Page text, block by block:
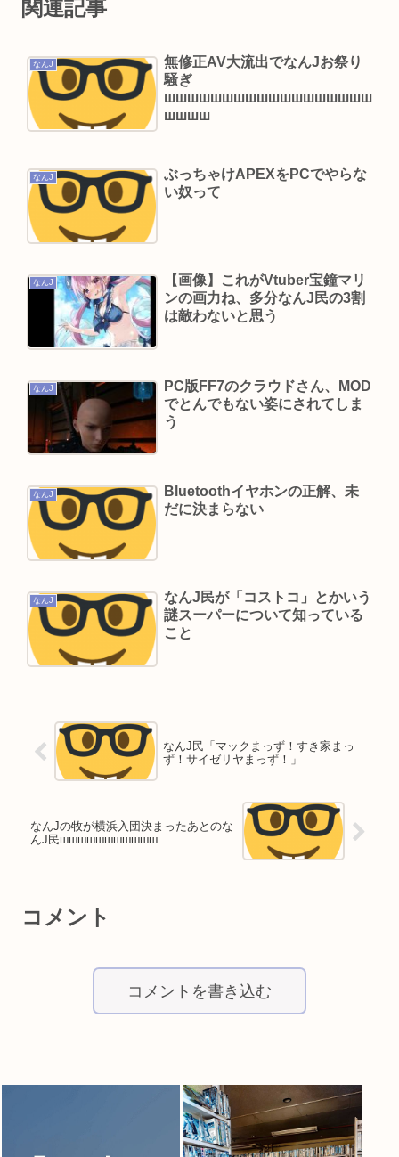
うとして殺害されてしまう🍖🔥
最強www
高橋洋一「円安は近隣窮乏化。日本には得でも米
国には迷惑だった」
6大、犯罪者と聞いて思いついた有名人「市橋達
也」「内田梨瑚」「ジャニー喜多川」「麻原彰
晃」「東条英機」
お相手は一般女性「二人の間に新しい命を授か
り」
及川光博ことミッチーさんって（特に若い頃）あ
も
Powered by livedoor 相互RSS
関連記事
なんJ
無修正AV大流出でなんJお祭り
騒ぎ
шшшшшшшшшшшшшшшшшш
шшшш
なんJ
ぶっちゃけAPEXをPCでやらな
い奴って
なんJ
【画像】これがVtuber宝鐘マリ
ンの画力ね、多分なんJ民の3割
は敵わないと思う
なんJ
PC版FF7のクラウドさん、MOD
でとんでもない姿にされてしま
う
なんJ
Bluetoothイヤホンの正解、未
だに決まらない
なんJ
なんJ民が「コストコ」とかいう
謎スーパーについて知っている
こと
なんJ民「マックまっず！すき家まっ
ず！サイゼリヤまっず！」
なんJの牧が横浜入団決まったあとのな
んJ民шшшшшшшшшшш
コメント
コメントを書き込む